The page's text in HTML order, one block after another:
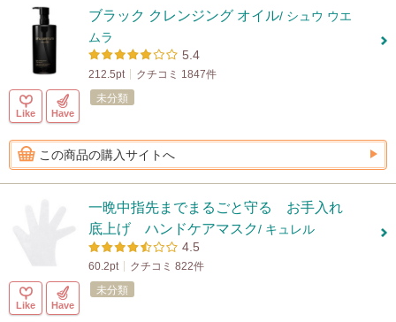
ブラック クレンジング オイル/ シュウ ウエ
ムラ
5.4
212.5pt クチコミ 1847件
Like Have
未分類
この商品の購入サイトへ
一晩中指先までまるごと守る お手入れ
底上げ ハンドケアマスク/ キュレル
4.5
60.2pt クチコミ 822件
Like Have
未分類